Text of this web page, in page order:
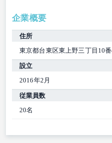
企業概要
住所
東京都台東区東上野三丁目10
設立
2016年2月
従業員数
20名